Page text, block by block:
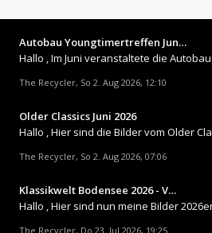
Autobau Youngtimertreffen Jun…
The Recycler, So 2. Aug 2026, 12:10
Older Classics Juni 2026
The Recycler, So 2. Aug 2026, 07:06
Klassikwelt Bodensee 2026 - V…
The Recycler, Do 23. Jul 2026, 19:25